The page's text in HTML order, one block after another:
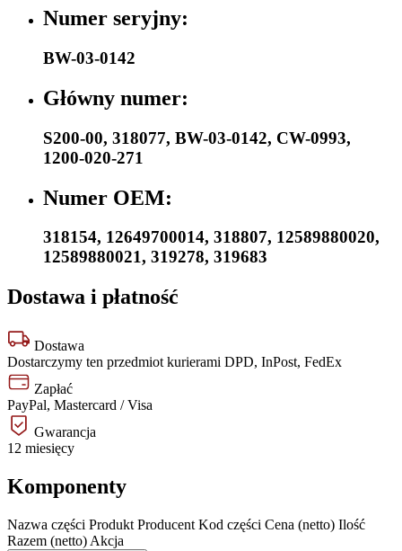
Numer seryjny:
BW-03-0142
Główny numer:
S200-00, 318077, BW-03-0142, CW-0993,
1200-020-271
Numer OEM:
318154, 12649700014, 318807, 12589880020,
12589880021, 319278, 319683
Dostawa i płatność
Dostawa
Dostarczymy ten przedmiot kurierami DPD, InPost, FedEx
Zapłać
PayPal, Mastercard / Visa
Gwarancja
12 miesięcy
Komponenty
Nazwa części Produkt Producent Kod części Cena (netto) Ilość
Razem (netto) Akcja